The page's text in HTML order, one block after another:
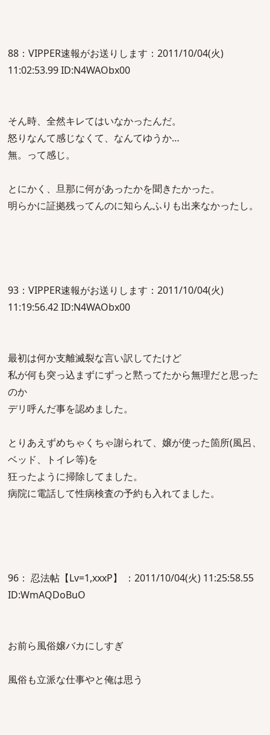
88：VIPPER速報がお送りします：2011/10/04(火)
11:02:53.99 ID:N4WAObx00
そん時、全然キレてはいなかったんだ。
怒りなんて感じなくて、なんてゆうか…
無。って感じ。
とにかく、旦那に何があったかを聞きたかった。
明らかに証拠残ってんのに知らんふりも出来なかったし。
93：VIPPER速報がお送りします：2011/10/04(火)
11:19:56.42 ID:N4WAObx00
最初は何か支離滅裂な言い訳してたけど
私が何も突っ込まずにずっと黙ってたから無理だと思った
のか
デリ呼んだ事を認めました。
とりあえずめちゃくちゃ謝られて、嬢が使った箇所(風呂、
ベッド、トイレ等)を
狂ったように掃除してました。
病院に電話して性病検査の予約も入れてました。
96： 忍法帖【Lv=1,xxxP】 ：2011/10/04(火) 11:25:58.55
ID:WmAQDoBuO
お前ら風俗嬢バカにしすぎ
風俗も立派な仕事やと俺は思う